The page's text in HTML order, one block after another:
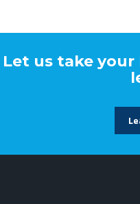
Let us take